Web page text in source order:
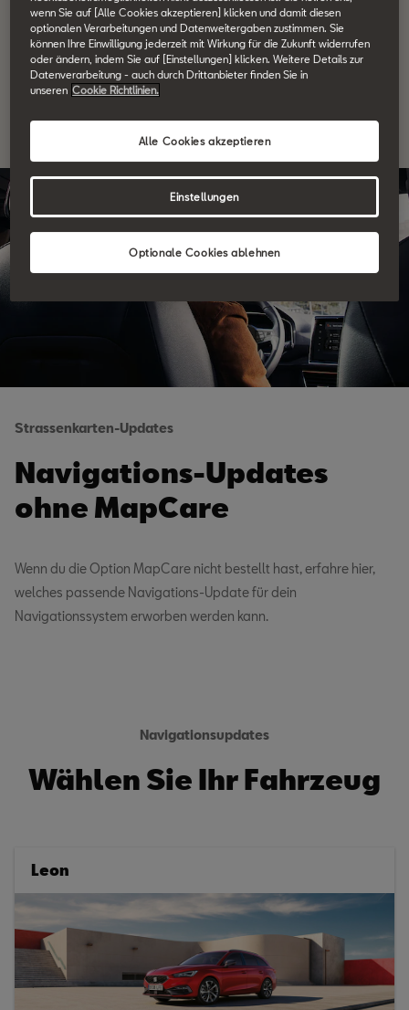
deine Strassenkarten zu aktualisieren.
Download Updates
Strassenkarten-Updates
Navigations-Updates
ohne MapCare
Wenn du die Option MapCare nicht bestellt hast, erfahre hier,
welches passende Navigations-Update für dein
Navigationssystem erworben werden kann.
Navigationsupdates
Wählen Sie Ihr Fahrzeug
Leon
wenn Sie auf [Alle Cookies akzeptieren] klicken und damit diesen
optionalen Verarbeitungen und Datenweitergaben zustimmen. Sie
können Ihre Einwilligung jederzeit mit Wirkung für die Zukunft widerrufen
oder ändern, indem Sie auf [Einstellungen] klicken. Weitere Details zur
Datenverarbeitung - auch durch Drittanbieter finden Sie in
unseren Cookie Richtlinien.
Optionale Cookies ablehnen
Alle Cookies akzeptieren
Einstellungen